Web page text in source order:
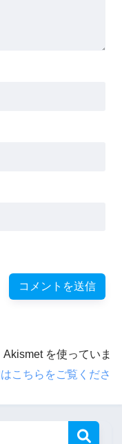
を使っていま
こちらをご覧くださ